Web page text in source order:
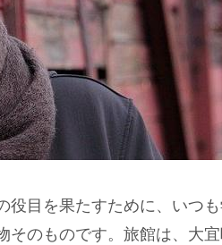
目を果たすために、いつも
そのものです。旅館は、大